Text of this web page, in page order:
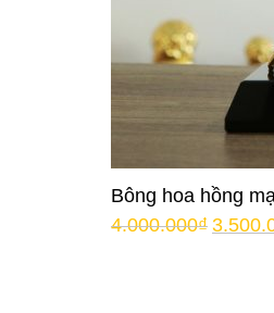
Bông hoa hồng
4.000.000₫